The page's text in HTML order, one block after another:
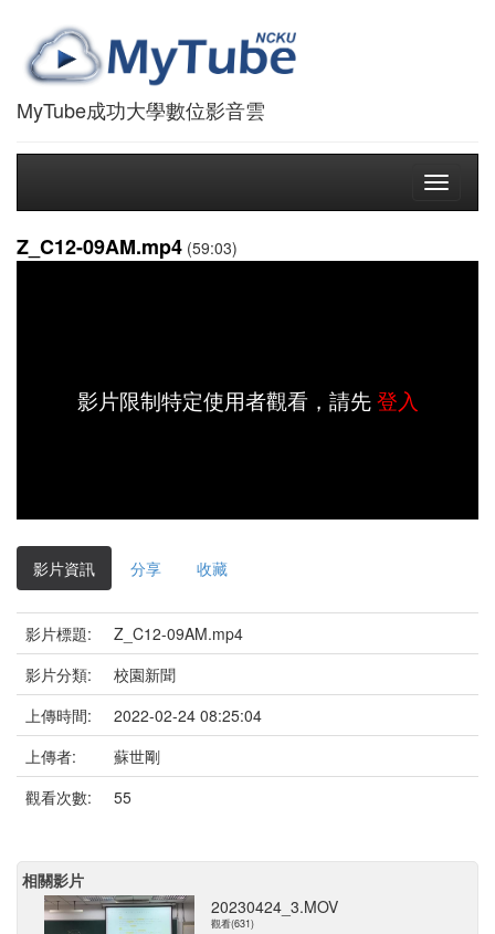
MyTube成功大學數位影音雲
Toggle
Z_C12-09AM.mp4 (59:03)
影片限制特定使用者觀看，請先登入
影片資訊 分享 收藏
影片標題:
Z_C12-09AM.mp4
影片分類:
校園新聞
上傳時間:
2022-02-24 08:25:04
上傳者:
蘇世剛
觀看次數:
55
相關影片
20230424_3.MOV
觀看(631)